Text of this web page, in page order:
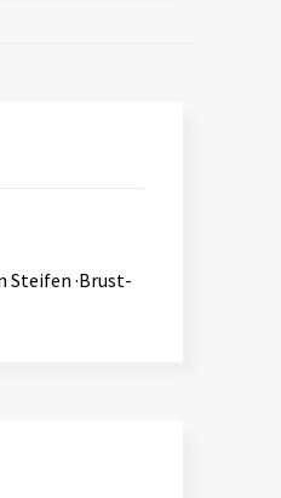
Steifen ·Brust-